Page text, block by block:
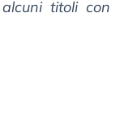
titoli con